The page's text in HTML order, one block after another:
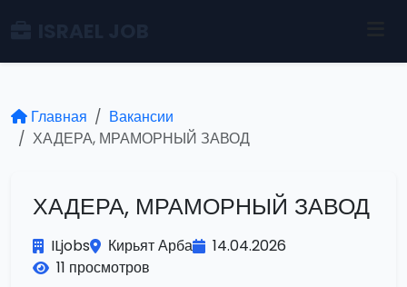
Главная
Вакансии
ХАДЕРА, МРАМОРНЫЙ ЗАВОД
ХАДЕРА, МРАМОРНЫЙ ЗАВОД
ILjobs Кирьят Арба
14.04.2026
11 просмотров